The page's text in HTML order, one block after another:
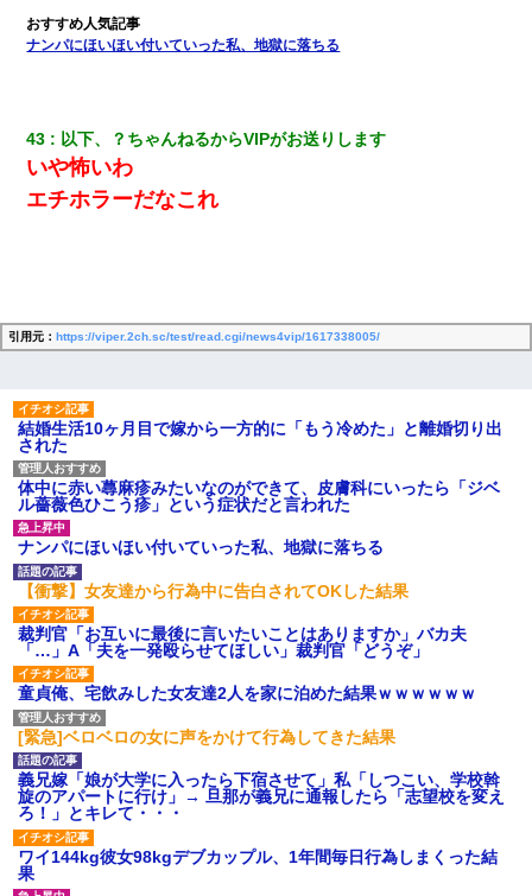
ナンパにほいほい付いていった私、地獄に落ちる
43 以下、？ちゃんねるからVIPがお送りします
いや怖いわ
エチホラーだなこれ
引用元： https://viper.2ch.sc/test/read.cgi/news4vip/1617338005/
結婚生活10ヶ月目で嫁から一方的に「もう冷めた」と離婚切り出
された
体中に赤い蕁麻疹みたいなのができて、皮膚科にいったら「ジベ
ル薔薇色ひこう疹」という症状だと言われた
ナンパにほいほい付いていった私、地獄に落ちる
【衝撃】女友達から行為中に告白されてOKした結果
裁判官「お互いに最後に言いたいことはありますか」バカ夫
「…」A「夫を一発殴らせてほしい」裁判官「どうぞ」
童貞俺、宅飲みした女友達2人を家に泊めた結果ｗｗｗｗｗｗ
[緊急]ベロベロの女に声をかけて行為してきた結果
義兄嫁「娘が大学に入ったら下宿させて」私「しつこい、学校斡
旋のアパートに行け」→ 旦那が義兄に通報したら「志望校を変え
ろ！」とキレて・・・
ワイ144kg彼女98kgデブカップル、1年間毎日行為しまくった結
果